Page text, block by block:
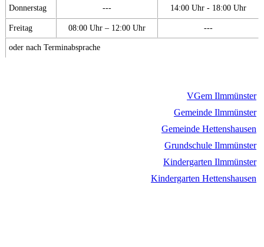
Donnerstag --- 14:00 Uhr - 18:00 Uhr
Freitag 08:00 Uhr – 12:00 Uhr ---
oder nach Terminabsprache
VGem Ilmmünster
Gemeinde Ilmmünster
Gemeinde Hettenshausen
Grundschule Ilmmünster
Kindergarten Ilmmünster
Kindergarten Hettenshausen